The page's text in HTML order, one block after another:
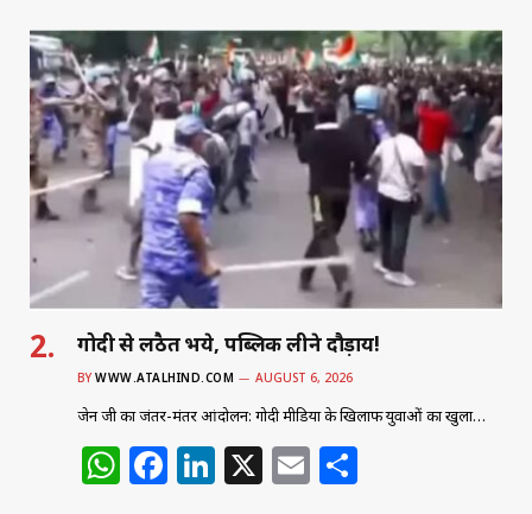
at
s
A
p
p
c
e
b
o
o
k
k
e
dI
n
ai
l
ar
e
गोदी से लठैत भये, पब्लिक लीने दौड़ाय!
BY WWW.ATALHIND.COM AUGUST 6, 2026
जेन जी का जंतर-मंतर आंदोलन: गोदी मीडिया के खिलाफ युवाओं का खुला…
W F Li X E